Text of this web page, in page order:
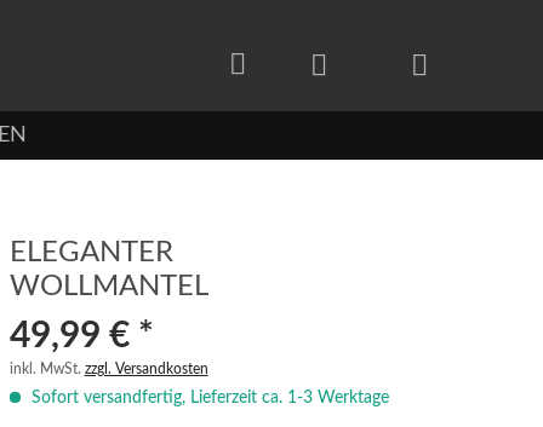
ELEGANTER
WOLLMANTEL
49,99 € *
inkl. MwSt. zzgl. Versandkosten
Sofort versandfertig, Lieferzeit ca. 1-3 Werktage